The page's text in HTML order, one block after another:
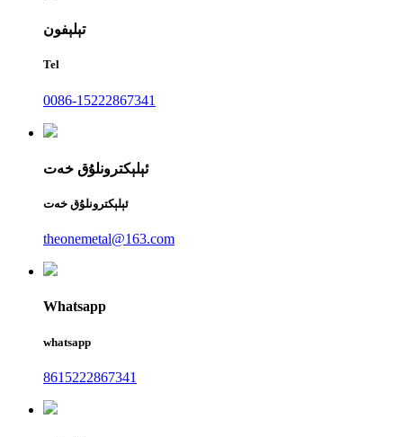
تېلېفون
Tel
0086-15222867341
ئېلېكترونلۇق خەت
ئېلېكترونلۇق خەت
theonemetal@163.com
Whatsapp
whatsapp
8615222867341